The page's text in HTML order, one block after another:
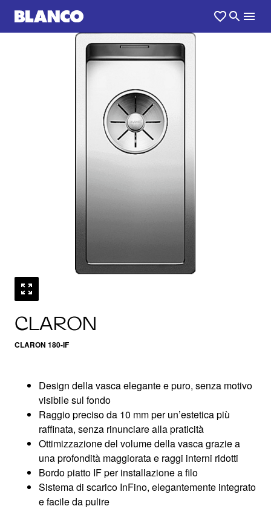
CLARON
CLARON 180-IF
0
Design della vasca elegante e puro, senza motivo
visibile sul fondo
Raggio preciso da 10 mm per un’estetica più
raffinata, senza rinunciare alla praticità
Ottimizzazione del volume della vasca grazie a
una profondità maggiorata e raggi interni ridotti
Bordo piatto IF per installazione a filo
Sistema di scarico InFino, elegantemente integrato
e facile da pulire